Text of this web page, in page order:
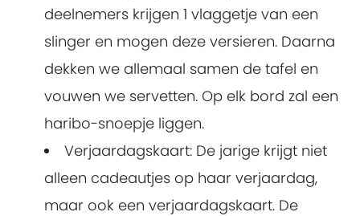
deelnemers krijgen 1 vlaggetje van een
slinger en mogen deze versieren. Daarna
dekken we allemaal samen de tafel en
vouwen we servetten. Op elk bord zal een
haribo-snoepje liggen.
Verjaardagskaart: De jarige krijgt niet
alleen cadeautjes op haar verjaardag,
maar ook een verjaardagskaart. De